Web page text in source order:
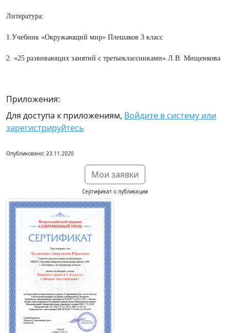
Литература:
1.Учебник «Окружающий мир» Плешаков 3 класс
2. «25 развивающих занятий с третьеклассниками» Л.В. Мищенкова
Приложения:
Для доступа к приложениям, Войдите в систему или
зарегистрируйтесь
Опубликовано: 23.11.2020
Мои заявки
Сертификат о публикации